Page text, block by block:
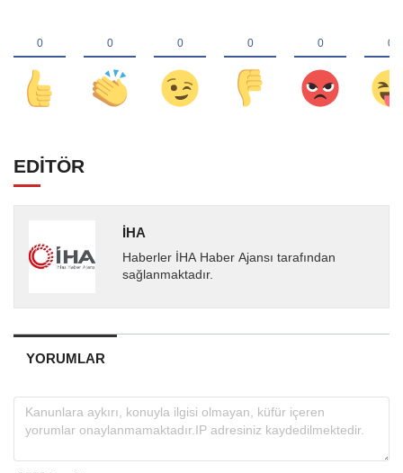
EDİTÖR
İHA
Haberler İHA Haber Ajansı tarafından
sağlanmaktadır.
YORUMLAR